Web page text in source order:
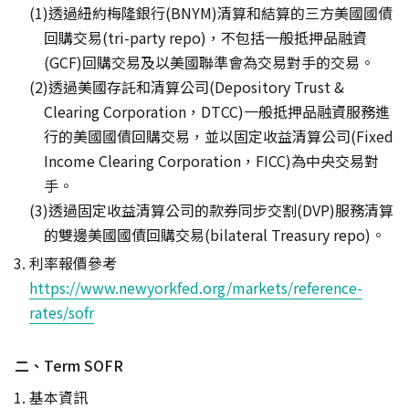
透過紐約梅隆銀行(BNYM)清算和結算的三方美國國債
回購交易(tri-party repo)，不包括一般抵押品融資
(GCF)回購交易及以美國聯準會為交易對手的交易。
透過美國存託和清算公司(Depository Trust &
Clearing Corporation，DTCC)一般抵押品融資服務進
行的美國國債回購交易，並以固定收益清算公司(Fixed
Income Clearing Corporation，FICC)為中央交易對
手。
透過固定收益清算公司的款券同步交割(DVP)服務清算
的雙邊美國國債回購交易(bilateral Treasury repo)。
利率報價參考
https://www.newyorkfed.org/markets/reference-
rates/sofr
二、Term SOFR
基本資訊